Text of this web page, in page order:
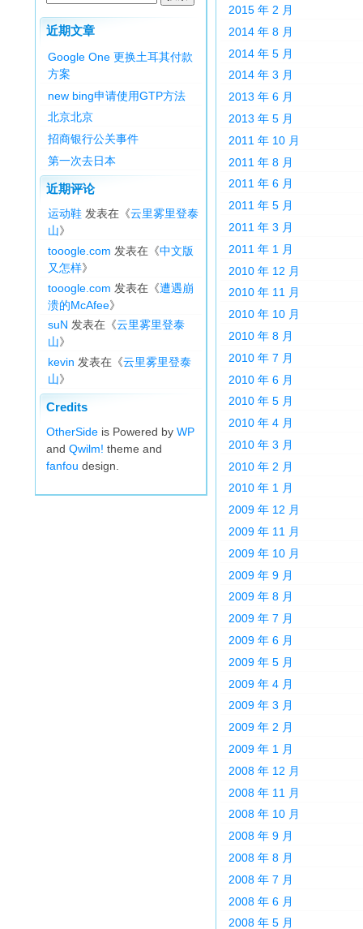
近期文章
Google One 更换土耳其付款
方案
new bing申请使用GTP方法
北京北京
招商银行公关事件
第一次去日本
近期评论
运动鞋 发表在《云里雾里登泰
山》
tooogle.com 发表在《中文版
又怎样》
tooogle.com 发表在《遭遇崩
溃的McAfee》
suN 发表在《云里雾里登泰
山》
kevin 发表在《云里雾里登泰
山》
Credits
OtherSide is Powered by WP
and Qwilm! theme and
fanfou design.
2015 年 2 月
2014 年 8 月
2014 年 5 月
2014 年 3 月
2013 年 6 月
2013 年 5 月
2011 年 10 月
2011 年 8 月
2011 年 6 月
2011 年 5 月
2011 年 3 月
2011 年 1 月
2010 年 12 月
2010 年 11 月
2010 年 10 月
2010 年 8 月
2010 年 7 月
2010 年 6 月
2010 年 5 月
2010 年 4 月
2010 年 3 月
2010 年 2 月
2010 年 1 月
2009 年 12 月
2009 年 11 月
2009 年 10 月
2009 年 9 月
2009 年 8 月
2009 年 7 月
2009 年 6 月
2009 年 5 月
2009 年 4 月
2009 年 3 月
2009 年 2 月
2009 年 1 月
2008 年 12 月
2008 年 11 月
2008 年 10 月
2008 年 9 月
2008 年 8 月
2008 年 7 月
2008 年 6 月
2008 年 5 月